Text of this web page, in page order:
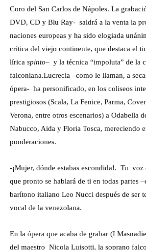
Coro del San Carlos de Nápoles. La
DVD, CD y Blu Ray- saldrá a la venta la
naciones europeas y ha sido elogiada
crítica del viejo continente, que destaca el
lírica spinto– y la técnica “impoluta” de la
falconiana.Lucrecia –como le llaman, a
ópera- ha personificado, en los coliseos
prestigiosos (Scala, La Fenice, Parma,
Verona, entre otros escenarios) a Odabella
Nabucco, Aida y Floria Tosca, mereciendo
ponderaciones.
-¡Mujer, dónde estabas escondida!. Tu voz
que pronto se hablará de ti en todas partes
barítono italiano Leo Nucci después de ser
vocal de la venezolana.
En la ópera que acaba de grabar (I
del maestro Nicola Luisotti, la soprano